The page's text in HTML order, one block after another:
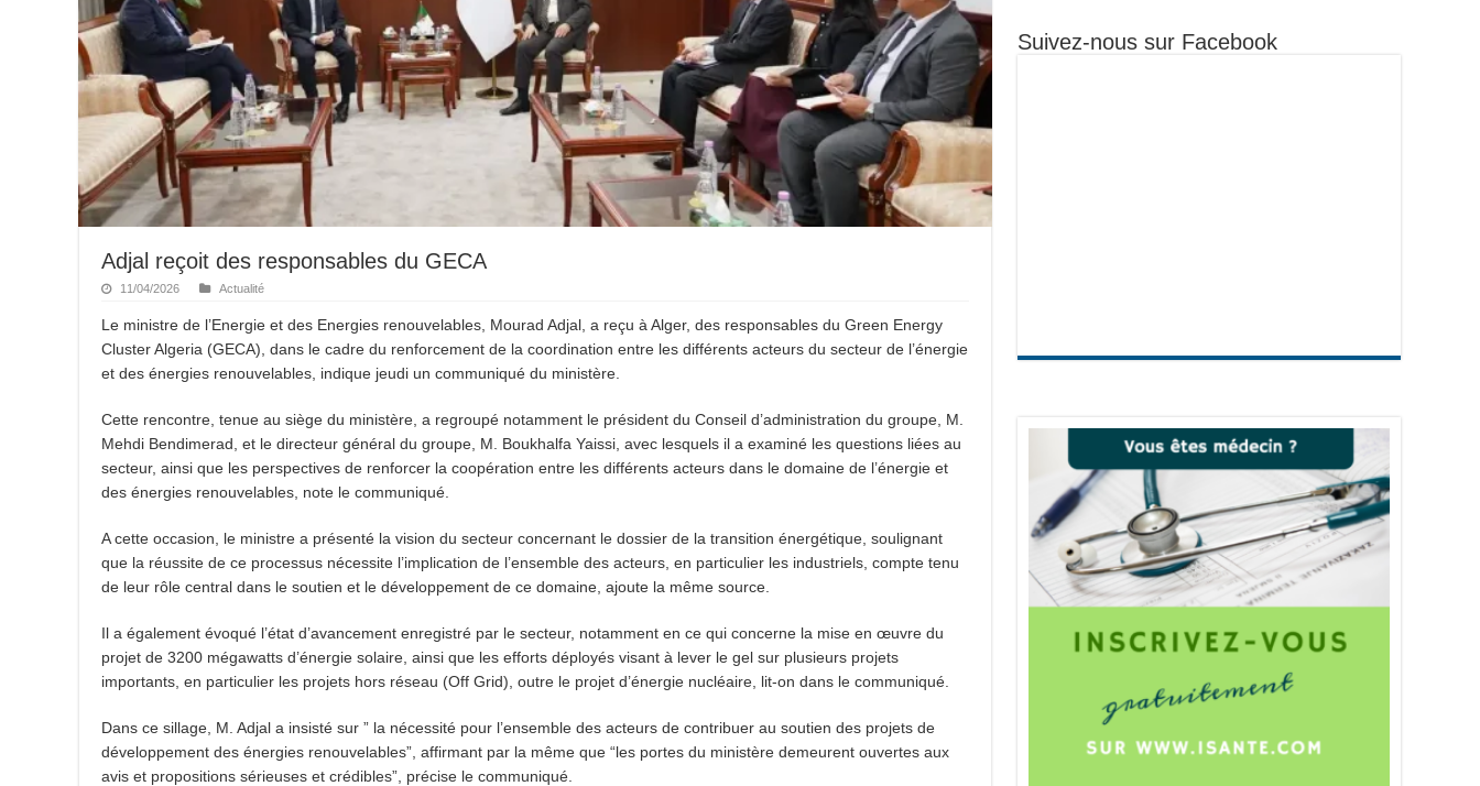
Adjal reçoit des responsables du GECA
11/04/2026 Actualité
Le ministre de l’Energie et des Energies renouvelables, Mourad Adjal, a reçu à Alger, des responsables du Green Energy
Cluster Algeria (GECA), dans le cadre du renforcement de la coordination entre les différents acteurs du secteur de l’énergie
et des énergies renouvelables, indique jeudi un communiqué du ministère.
Cette rencontre, tenue au siège du ministère, a regroupé notamment le président du Conseil d’administration du groupe, M.
Mehdi Bendimerad, et le directeur général du groupe, M. Boukhalfa Yaissi, avec lesquels il a examiné les questions liées au
secteur, ainsi que les perspectives de renforcer la coopération entre les différents acteurs dans le domaine de l’énergie et
des énergies renouvelables, note le communiqué.
A cette occasion, le ministre a présenté la vision du secteur concernant le dossier de la transition énergétique, soulignant
que la réussite de ce processus nécessite l’implication de l’ensemble des acteurs, en particulier les industriels, compte tenu
de leur rôle central dans le soutien et le développement de ce domaine, ajoute la même source.
Il a également évoqué l’état d’avancement enregistré par le secteur, notamment en ce qui concerne la mise en œuvre du
projet de 3200 mégawatts d’énergie solaire, ainsi que les efforts déployés visant à lever le gel sur plusieurs projets
importants, en particulier les projets hors réseau (Off Grid), outre le projet d’énergie nucléaire, lit-on dans le communiqué.
Dans ce sillage, M. Adjal a insisté sur ” la nécessité pour l’ensemble des acteurs de contribuer au soutien des projets de
développement des énergies renouvelables”, affirmant par la même que “les portes du ministère demeurent ouvertes aux
avis et propositions sérieuses et crédibles”, précise le communiqué.
Suivez-nous sur Facebook